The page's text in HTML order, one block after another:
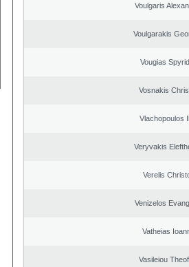
Voulgaris
Voulgarakis
Vougias
Vosnakis
Vlachopoulos
Veryvakis
Verelis
Venizelos
Vatheias
Vasileiou